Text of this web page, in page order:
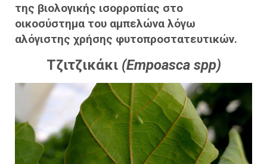
της βιολογικής ισορροπίας στο
οικοσύστημα του αμπελώνα λόγω
αλόγιστης χρήσης φυτοπροστατευτικών.
Τζιτζικάκι (Empoasca spp)